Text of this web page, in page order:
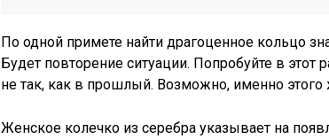
По одной примете найти драгоценное кольцо
Будет повторение ситуации. Попробуйте в
не так, как в прошлый. Возможно, именно
Женское колечко из серебра указывает на